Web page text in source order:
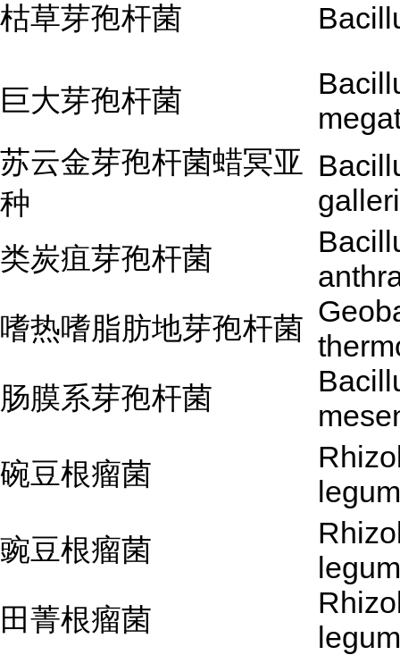
枯草芽孢杆菌
巨大芽孢杆菌
苏云金芽孢杆菌蜡冥亚
种
类炭疽芽孢杆菌
嗜热嗜脂肪地芽孢杆菌
肠膜系芽孢杆菌
碗豆根瘤菌
豌豆根瘤菌
田菁根瘤菌